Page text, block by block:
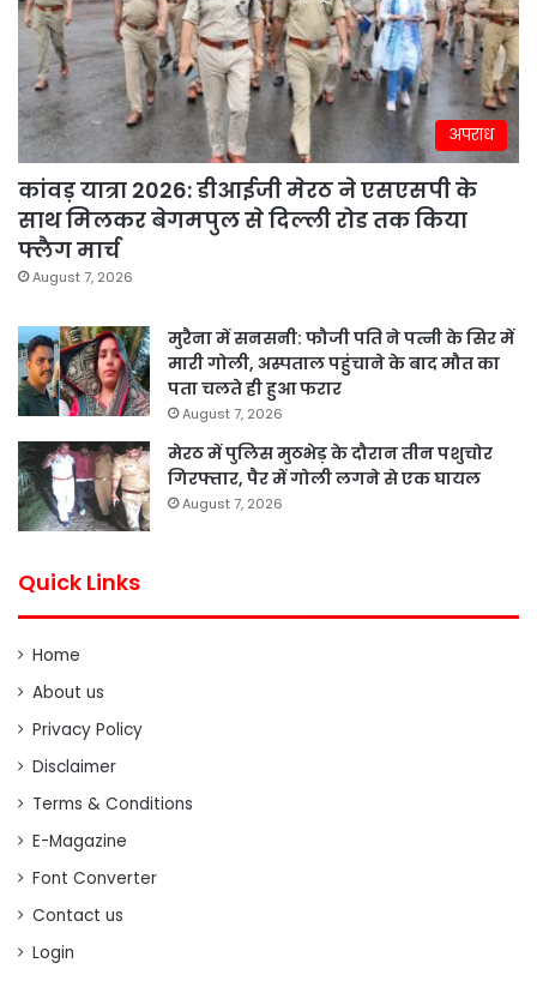
अपराध
कांवड़ यात्रा 2026: डीआईजी मेरठ ने एसएसपी के
साथ मिलकर बेगमपुल से दिल्ली रोड तक किया
फ्लैग मार्च
August 7, 2026
मुरैना में सनसनी: फौजी पति ने पत्नी के सिर में
मारी गोली, अस्पताल पहुंचाने के बाद मौत का
पता चलते ही हुआ फरार
August 7, 2026
मेरठ में पुलिस मुठभेड़ के दौरान तीन पशुचोर
गिरफ्तार, पैर में गोली लगने से एक घायल
August 7, 2026
Quick Links
Home
About us
Privacy Policy
Disclaimer
Terms & Conditions
E-Magazine
Font Converter
Contact us
Login